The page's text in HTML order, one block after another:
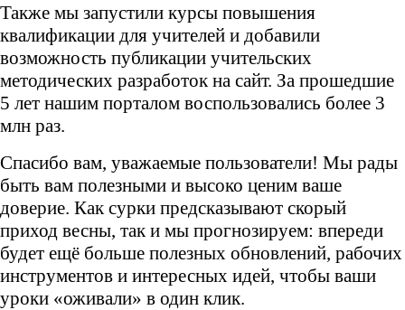
Также мы запустили курсы повышения
квалификации для учителей и добавили
возможность публикации учительских
методических разработок на сайт. За прошедшие
5 лет нашим порталом воспользовались более 3
млн раз.
Спасибо вам, уважаемые пользователи! Мы рады
быть вам полезными и высоко ценим ваше
доверие. Как сурки предсказывают скорый
приход весны, так и мы прогнозируем: впереди
будет ещё больше полезных обновлений, рабочих
инструментов и интересных идей, чтобы ваши
уроки «оживали» в один клик.